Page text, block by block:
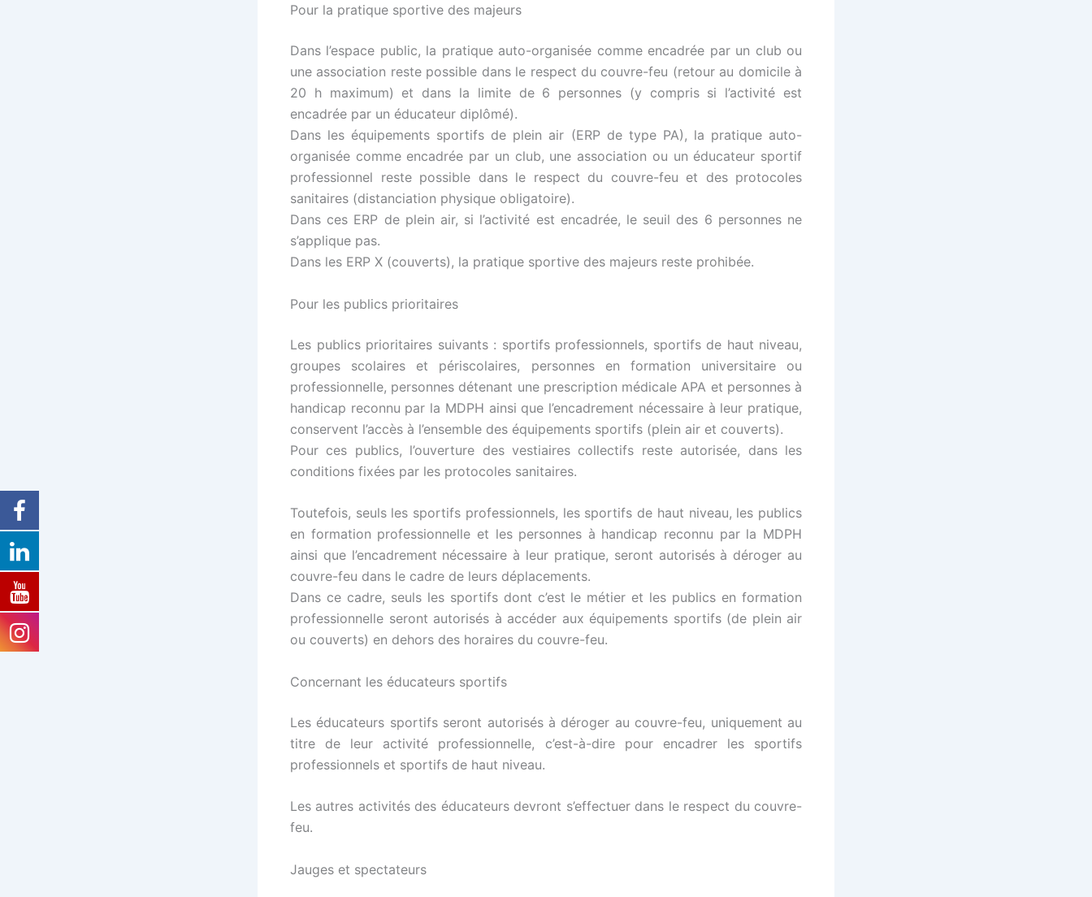
Pour la pratique sportive des majeurs
Dans l’espace public, la pratique auto-organisée comme encadrée par un club ou
une association reste possible dans le respect du couvre-feu (retour au domicile à
20 h maximum) et dans la limite de 6 personnes (y compris si l’activité est
encadrée par un éducateur diplômé).
Dans les équipements sportifs de plein air (ERP de type PA), la pratique auto-
organisée comme encadrée par un club, une association ou un éducateur sportif
professionnel reste possible dans le respect du couvre-feu et des protocoles
sanitaires (distanciation physique obligatoire).
Dans ces ERP de plein air, si l’activité est encadrée, le seuil des 6 personnes ne
s’applique pas.
Dans les ERP X (couverts), la pratique sportive des majeurs reste prohibée.
Pour les publics prioritaires
Les publics prioritaires suivants : sportifs professionnels, sportifs de haut niveau,
groupes scolaires et périscolaires, personnes en formation universitaire ou
professionnelle, personnes détenant une prescription médicale APA et personnes à
handicap reconnu par la MDPH ainsi que l’encadrement nécessaire à leur pratique,
conservent l’accès à l’ensemble des équipements sportifs (plein air et couverts).
Pour ces publics, l’ouverture des vestiaires collectifs reste autorisée, dans les
conditions fixées par les protocoles sanitaires.
Toutefois, seuls les sportifs professionnels, les sportifs de haut niveau, les publics
en formation professionnelle et les personnes à handicap reconnu par la MDPH
ainsi que l’encadrement nécessaire à leur pratique, seront autorisés à déroger au
couvre-feu dans le cadre de leurs déplacements.
Dans ce cadre, seuls les sportifs dont c’est le métier et les publics en formation
professionnelle seront autorisés à accéder aux équipements sportifs (de plein air
ou couverts) en dehors des horaires du couvre-feu.
Concernant les éducateurs sportifs
Les éducateurs sportifs seront autorisés à déroger au couvre-feu, uniquement au
titre de leur activité professionnelle, c’est-à-dire pour encadrer les sportifs
professionnels et sportifs de haut niveau.
Les autres activités des éducateurs devront s’effectuer dans le respect du couvre-
feu.
Jauges et spectateurs